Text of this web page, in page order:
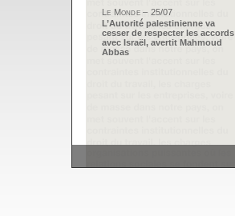
Le Monde – 25/07
L’Autorité palestinienne va
cesser de respecter les accords
avec Israël, avertit Mahmoud
Abbas